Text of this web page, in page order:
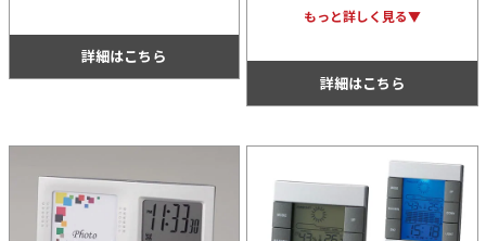
詳細はこちら
ジタルクロック。電波時計のため時計
ーズ機能も搭載しており便利です。
もっと詳しく見る▼
詳細はこちら